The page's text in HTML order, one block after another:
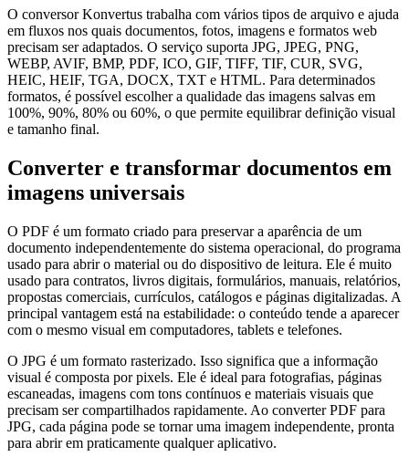
O conversor Konvertus trabalha com vários tipos de arquivo e ajuda
em fluxos nos quais documentos, fotos, imagens e formatos web
precisam ser adaptados. O serviço suporta JPG, JPEG, PNG,
WEBP, AVIF, BMP, PDF, ICO, GIF, TIFF, TIF, CUR, SVG,
HEIC, HEIF, TGA, DOCX, TXT e HTML. Para determinados
formatos, é possível escolher a qualidade das imagens salvas em
100%, 90%, 80% ou 60%, o que permite equilibrar definição visual
e tamanho final.
Converter e transformar documentos em
imagens universais
O PDF é um formato criado para preservar a aparência de um
documento independentemente do sistema operacional, do programa
usado para abrir o material ou do dispositivo de leitura. Ele é muito
usado para contratos, livros digitais, formulários, manuais, relatórios,
propostas comerciais, currículos, catálogos e páginas digitalizadas. A
principal vantagem está na estabilidade: o conteúdo tende a aparecer
com o mesmo visual em computadores, tablets e telefones.
O JPG é um formato rasterizado. Isso significa que a informação
visual é composta por pixels. Ele é ideal para fotografias, páginas
escaneadas, imagens com tons contínuos e materiais visuais que
precisam ser compartilhados rapidamente. Ao converter PDF para
JPG, cada página pode se tornar uma imagem independente, pronta
para abrir em praticamente qualquer aplicativo.